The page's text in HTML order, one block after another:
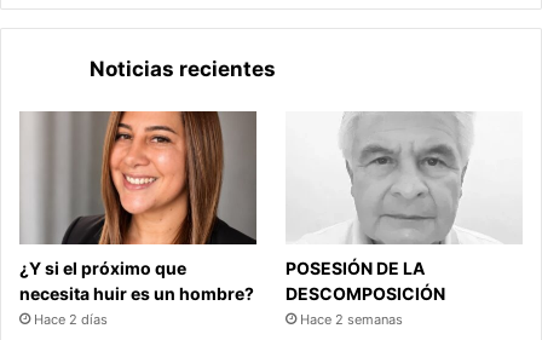
Noticias recientes
¿Y si el próximo que
necesita huir es un hombre?
Hace 2 días
POSESIÓN DE LA
DESCOMPOSICIÓN
Hace 2 semanas